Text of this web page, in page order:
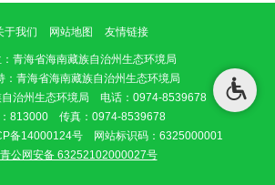
于我们 网站地图 友情链接
：青海省海南藏族自治州生态环境局
：青海省海南藏族自治州生态环境局
自治州生态环境局 电话：0974-8539678
813000 传真：0974-8539678
备14000124号 网站标识码：6325000001
青公网安备 63252102000027号